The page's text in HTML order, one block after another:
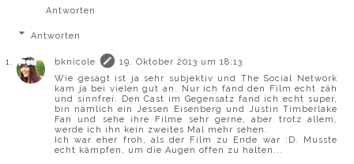
Antworten
Antworten
bknicole
19. Oktober 2013 um 18:13
Wie gesagt ist ja sehr subjektiv und The Social Network
kam ja bei vielen gut an. Nur ich fand den Film echt zäh
und sinnfrei. Den Cast im Gegensatz fand ich echt super,
bin nämlich ein Jessen Eisenberg und Justin Timberlake
Fan und sehe ihre Filme sehr gerne, aber trotz allem,
werde ich ihn kein zweites Mal mehr sehen.
Ich war eher froh, als der Film zu Ende war :D. Musste
echt kämpfen, um die Augen offen zu halten...